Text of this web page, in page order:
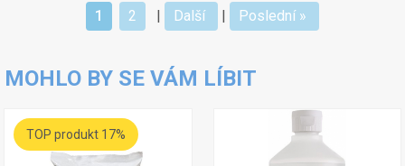
1 2 | Další | Poslední »
MOHLO BY SE VÁM LÍBIT
TOP produkt 17%